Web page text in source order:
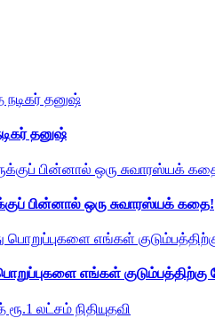
தனுஷ்
பின்னால் ஒரு சுவாரஸ்யக் கதை!
பொறுப்புகளை எங்கள்